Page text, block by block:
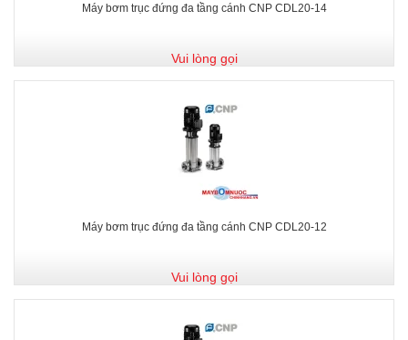
Máy bơm trục đứng đa tầng cánh CNP CDL20-14
Vui lòng gọi
Máy bơm trục đứng đa tầng cánh CNP CDL20-12
Vui lòng gọi